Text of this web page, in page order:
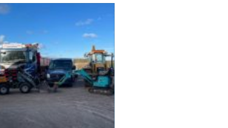
der holder i mange år. I
Storkøbenhavn er
kravene til et asfaltfirma
høje. Trafikken er tung,
projekterne li...